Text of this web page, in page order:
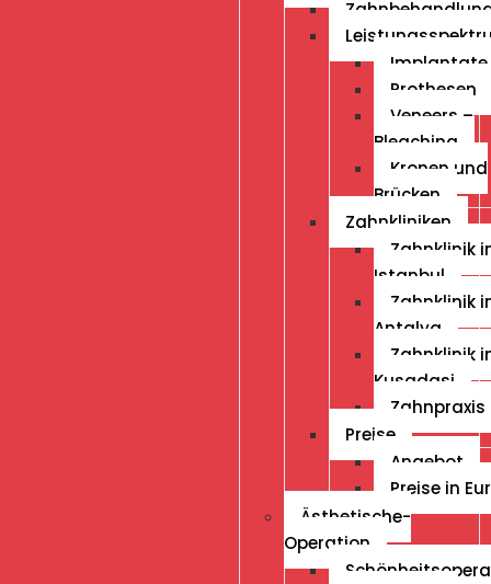
Implantate
Prothesen
Veneers –
Bleaching
Kronen und
Brücken
Zahnkliniken
Zahnklinik
Istanbul
Zahnklinik
Antalya
Zahnklinik
Kusadasi
Zahnpraxis
Preise
Angebot
Preise in
Ästhetische-
Operation